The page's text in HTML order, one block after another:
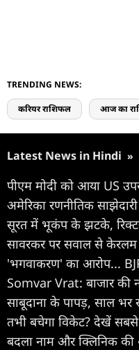
TRENDING NEWS:
करियर राशिफल आज का
Latest News in Hindi »
पीएम मोदी को आया US
अमेरिका रणनीतिक
सूरत में भूकंप के झटके, रिक्टर
सावरकर पर सवाल से केरलम
'भगवाकरण' का आरोप...
Somvar Vrat: बाजार की
साबूदाना के पापड़, साल भर
तभी बचेगा विकेट? देखें
बदला नाम और क्लिनिक